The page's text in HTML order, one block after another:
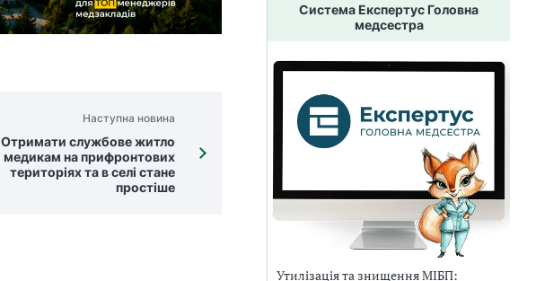
Наступна новина
Отримати службове житло
медикам на прифронтових
територіях та в селі стане
простіше
Система Експертус Головна
медсестра
Утилізація та знищення МІБП: